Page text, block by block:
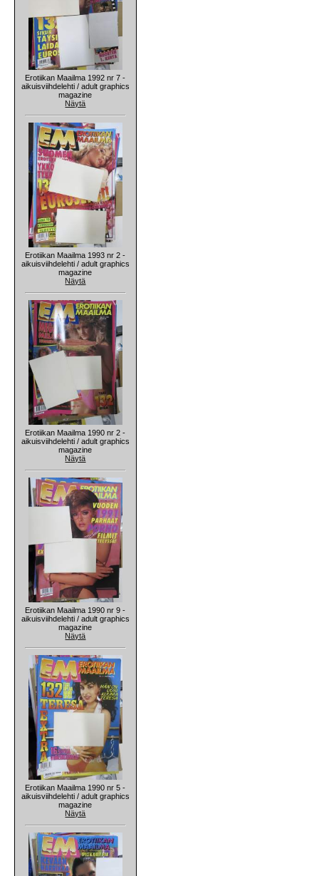
Erotiikan Maailma 1992 nr 7 -
aikuisviihdelehti / adult graphics
magazine
Näytä
Erotiikan Maailma 1993 nr 2 -
aikuisviihdelehti / adult graphics
magazine
Näytä
Erotiikan Maailma 1990 nr 2 -
aikuisviihdelehti / adult graphics
magazine
Näytä
Erotiikan Maailma 1990 nr 9 -
aikuisviihdelehti / adult graphics
magazine
Näytä
Erotiikan Maailma 1990 nr 5 -
aikuisviihdelehti / adult graphics
magazine
Näytä